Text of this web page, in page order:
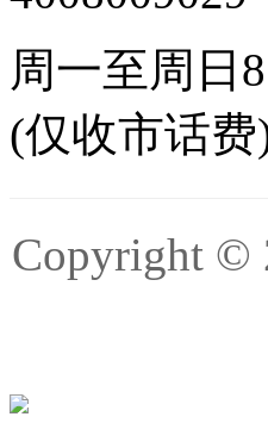
周一至周日
(仅收市话费
Copyright ©